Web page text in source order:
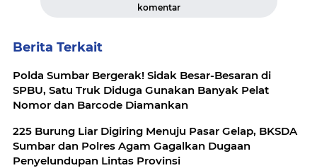
komentar
Berita Terkait
Polda Sumbar Bergerak! Sidak Besar-Besaran di
SPBU, Satu Truk Diduga Gunakan Banyak Pelat
Nomor dan Barcode Diamankan
225 Burung Liar Digiring Menuju Pasar Gelap, BKSDA
Sumbar dan Polres Agam Gagalkan Dugaan
Penyelundupan Lintas Provinsi